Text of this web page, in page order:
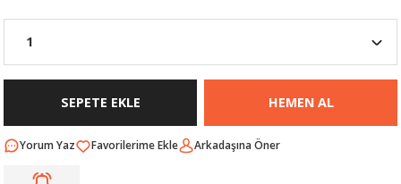
SEPETE EKLE HEMEN AL
Yorum Yaz Arkadaşına Öner